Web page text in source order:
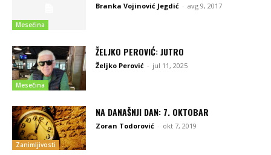
Mesečina
Branka Vojinović Jegdić - avg 9, 2017
Mesečina
ŽELJKO PEROVIĆ: JUTRO
Željko Perović - jul 11, 2025
Zanimljivosti
NA DANAŠNJI DAN: 7. OKTOBAR
Zoran Todorović - okt 7, 2019